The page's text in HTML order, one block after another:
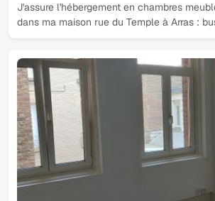
J'assure l'hébergement en chambres
dans ma maison rue du Temple à Arras :